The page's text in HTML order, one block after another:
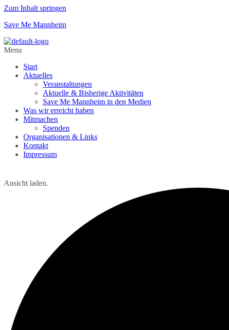
Zum Inhalt springen
Save Me Mannheim
Menu
Start
Aktuelles
Veranstaltungen
Aktuelle & Bisherige Aktivitäten
Save Me Mannheim in den Medien
Was wir erreicht haben
Mitmachen
Spenden
Organisationen & Links
Kontakt
Impressum
Ansicht laden.